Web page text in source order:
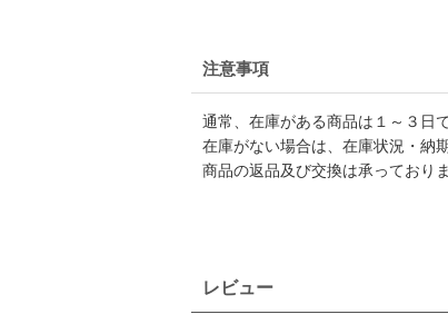
注意事項
通常、在庫がある商品は１～３日
在庫がない場合は、在庫状況・納
商品の返品及び交換は承っており
レビュー